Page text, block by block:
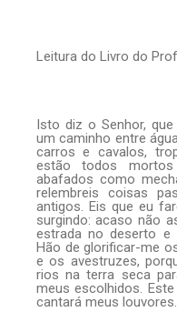
Leitura do Livro do
Isto diz o Senhor,
um caminho entre
carros e cavalos,
estão todos
abafados como
relembreis coisas
antigos. Eis que eu
surgindo: acaso não
estrada no deserto
Hão de glorificar-me
e os avestruzes,
rios na terra seca
meus escolhidos.
cantará meus louvores.
— Glória a vós, Senhor.